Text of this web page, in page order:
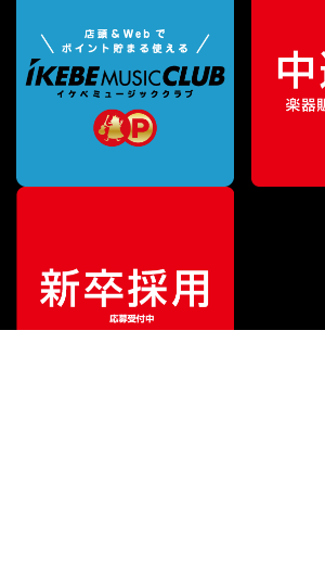
販売価格¥83,160（税込）